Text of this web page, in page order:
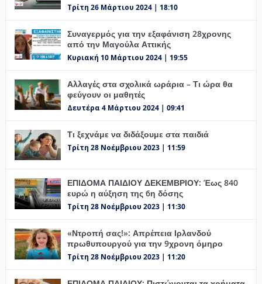
Τρίτη 26 Μάρτιου 2024 | 18:10
Συναγερμός για την εξαφάνιση 28χρονης
από την Μαγούλα Αττικής
Κυριακή 10 Μάρτιου 2024 | 19:55
Αλλαγές στα σχολικά ωράρια – Τι ώρα θα
φεύγουν οι μαθητές
Δευτέρα 4 Μάρτιου 2024 | 09:41
Τι ξεχνάμε να διδάξουμε στα παιδιά
Τρίτη 28 Νοέμβριου 2023 | 11:59
ΕΠΙΔΟΜΑ ΠΑΙΔΙΟΥ ΔΕΚΕΜΒΡΙΟΥ: Έως 840
ευρώ η αύξηση της 6η δόσης
Τρίτη 28 Νοέμβριου 2023 | 11:30
«Ντροπή σας!»: Απρέπεια Ιρλανδού
πρωθυπουργού για την 9χρονη όμηρο
Τρίτη 28 Νοέμβριου 2023 | 11:20